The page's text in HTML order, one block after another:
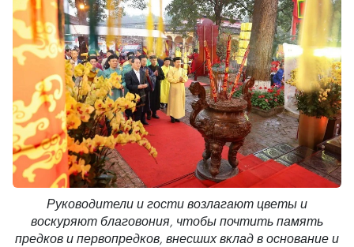
Руководители и гости возлагают цветы и
воскуряют благовония, чтобы почтить память
предков и первопредков, внесших вклад в основание и